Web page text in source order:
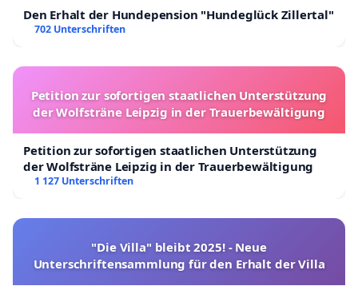
Den Erhalt der Hundepension "Hundeglück Zillertal"
702 Unterschriften
Petition zur sofortigen staatlichen Unterstützung
der Wolfsträne Leipzig in der Trauerbewältigung
Petition zur sofortigen staatlichen Unterstützung
der Wolfsträne Leipzig in der Trauerbewältigung
1 127 Unterschriften
"Die Villa" bleibt 2025! - Neue
Unterschriftensammlung für den Erhalt der Villa